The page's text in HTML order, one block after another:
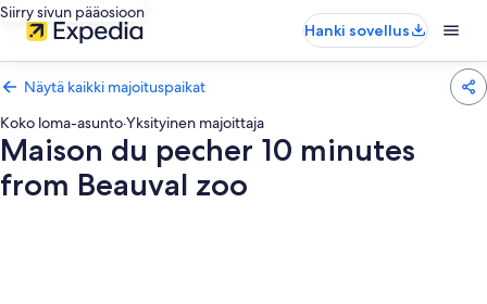
Siirry sivun pääosioon
Hanki sovellus
Näytä kaikki majoituspaikat
Koko loma-asunto·Yksityinen majoittaja
Maison du pecher 10 minutes
from Beauval zoo